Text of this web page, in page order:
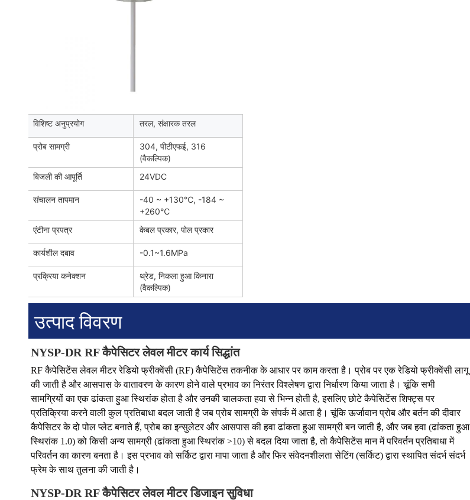
विशिष्ट अनुप्रयोग तरल, संक्षारक तरल
प्रोब सामग्री
304, पीटीएफई, 316
(वैकल्पिक)
बिजली की आपूर्ति
24VDC
संचालन तापमान
-40 ~ +130℃, -184 ~
+260℃
एंटीना प्रपत्र
केबल प्रकार, पोल प्रकार
कार्यशील दबाव -0.1~1.6MPa
प्रक्रिया कनेक्शन
थ्रेड, निकला हुआ किनारा
(वैकल्पिक)
उत्पाद विवरण
NYSP-DR RF कैपेसिटर लेवल मीटर कार्य सिद्धांत
RF कैपेसिटेंस लेवल मीटर रेडियो फ्रीक्वेंसी (RF) कैपेसिटेंस तकनीक के आधार पर काम करता है। प्रोब पर एक रेडियो फ्रीक्वेंसी लागू
की जाती है और आसपास के वातावरण के कारण होने वाले प्रभाव का निरंतर विश्लेषण द्वारा निर्धारण किया जाता है। चूंकि सभी
सामग्रियों का एक ढांकता हुआ स्थिरांक होता है और उनकी चालकता हवा से भिन्न होती है, इसलिए छोटे कैपेसिटेंस शिफ्ट्स पर
प्रतिक्रिया करने वाली कुल प्रतिबाधा बदल जाती है जब प्रोब सामग्री के संपर्क में आता है। चूंकि ऊर्जावान प्रोब और बर्तन की दीवार
कैपेसिटर के दो पोल प्लेट बनाते हैं, प्रोब का इन्सुलेटर और आसपास की हवा ढांकता हुआ सामग्री बन जाती है, और जब हवा (ढांकता हुआ
स्थिरांक 1.0) को किसी अन्य सामग्री (ढांकता हुआ स्थिरांक >10) से बदल दिया जाता है, तो कैपेसिटेंस मान में परिवर्तन प्रतिबाधा में
परिवर्तन का कारण बनता है। इस प्रभाव को सर्किट द्वारा मापा जाता है और फिर संवेदनशीलता सेटिंग (सर्किट) द्वारा स्थापित संदर्भ संदर्भ
फ्रेम के साथ तुलना की जाती है।
NYSP-DR RF कैपेसिटर लेवल मीटर डिजाइन सुविधा